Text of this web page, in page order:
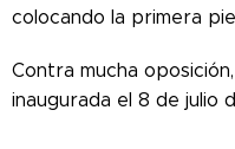
colocando la primera
Contra mucha
inaugurada el 8 de julio
Esta piedra de fecha en
pared sur de la actual